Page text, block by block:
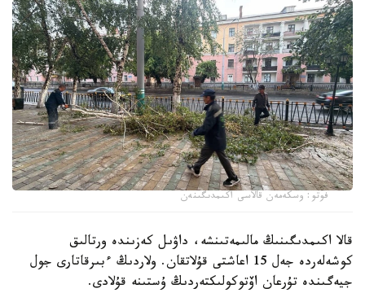
فوتو: وسكەمەن قالاسى اكىمدىگىنەن
قالا اكىمدىگىنىڭ مالىمەتىنشە، داۋىل كەزىندە ورتالىق
كوشەلەردە جەل 15 اعاشتى قۇلاتقان. ولاردىڭ ءبىرقاتارى جول
جيەگىندە تۇرعان اۆتوكولىكتەردىڭ ۇستىنە قۇلادى.